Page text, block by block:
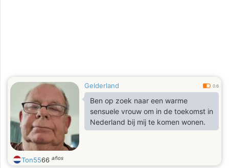
Gelderland 0.6
Ben op zoek naar een warme
sensuele vrouw om in de toekomst in
Nederland bij mij te komen wonen.
Ton5566 años